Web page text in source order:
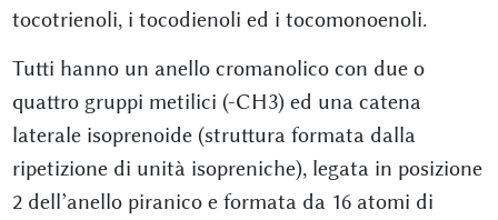
tocotrienoli, i tocodienoli ed i tocomonoenoli.
Tutti hanno un anello cromanolico con due o
quattro gruppi metilici (-CH3) ed una catena
laterale isoprenoide (struttura formata dalla
ripetizione di unità isopreniche), legata in posizione
2 dell’anello piranico e formata da 16 atomi di